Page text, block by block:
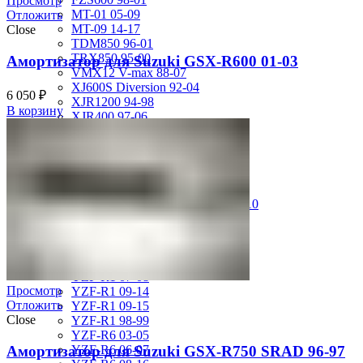
MT-01 05-09
MT-09 14-17
TDM850 96-01
TRX850 95-00
VMX12 V-max 88-07
XJ600S Diversion 92-04
XJR1200 94-98
XJR400 97-06
XV400 Virago 87-94
XV750 Virago 85-87
XVZ1300 Royal Star Venture 01-10
YZF-1000R Thunderace 96-01
YZF-R1 09-14
YZF-R1 09-15
YZF-R1 98-99
YZF-R6 03-05
YZF-R6 06-07
Отложить
Close
Амортизатор для Suzuki GSX-R600 01-03
6 050 ₽
В корзину
Просмотр
Отложить
Close
Амортизатор для Suzuki GSX-R750 SRAD 96-97